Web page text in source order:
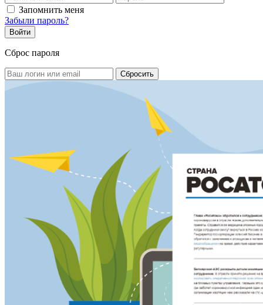
Запомнить меня
Забыли пароль?
Сброс пароля